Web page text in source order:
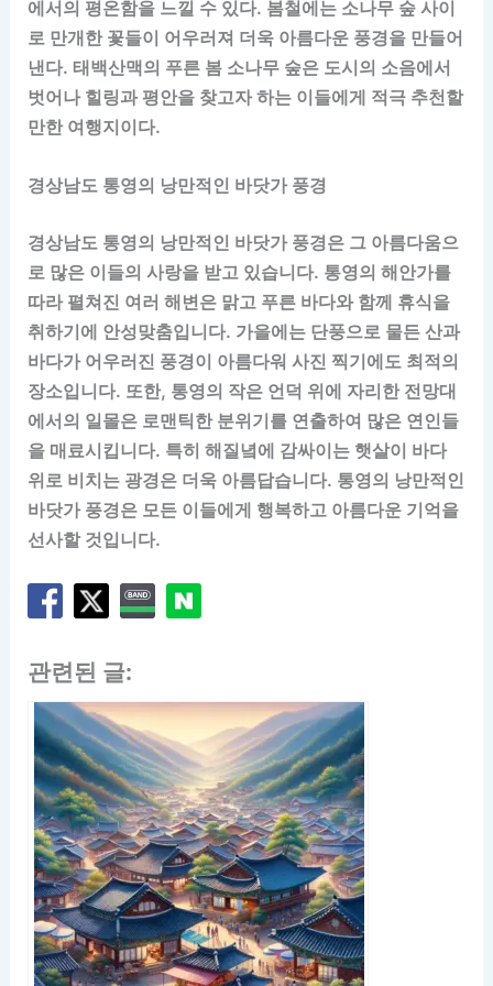
에서의 평온함을 느낄 수 있다. 봄철에는 소나무 숲 사이
로 만개한 꽃들이 어우러져 더욱 아름다운 풍경을 만들어
낸다. 태백산맥의 푸른 봄 소나무 숲은 도시의 소음에서
벗어나 힐링과 평안을 찾고자 하는 이들에게 적극 추천할
만한 여행지이다.
경상남도 통영의 낭만적인 바닷가 풍경
경상남도 통영의 낭만적인 바닷가 풍경은 그 아름다움으
로 많은 이들의 사랑을 받고 있습니다. 통영의 해안가를
따라 펼쳐진 여러 해변은 맑고 푸른 바다와 함께 휴식을
취하기에 안성맞춤입니다. 가을에는 단풍으로 물든 산과
바다가 어우러진 풍경이 아름다워 사진 찍기에도 최적의
장소입니다. 또한, 통영의 작은 언덕 위에 자리한 전망대
에서의 일몰은 로맨틱한 분위기를 연출하여 많은 연인들
을 매료시킵니다. 특히 해질녘에 감싸이는 햇살이 바다
위로 비치는 광경은 더욱 아름답습니다. 통영의 낭만적인
바닷가 풍경은 모든 이들에게 행복하고 아름다운 기억을
선사할 것입니다.
관련된 글: